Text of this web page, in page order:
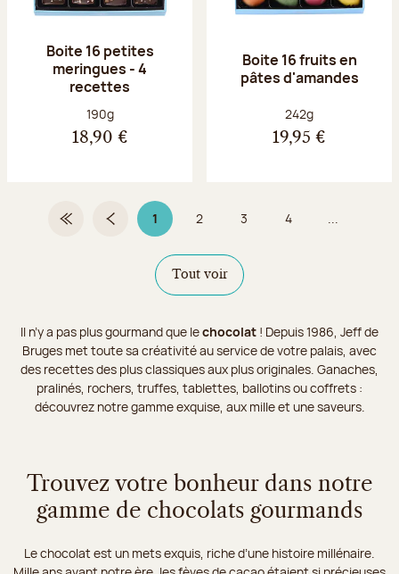
Boite 16 petites
meringues - 4
recettes
Poids net :
190g
18,90 €
Boite 16 fruits en
pâtes d'amandes
Poids net :
242g
19,95 €
Première pagePage précédente
1Page 1 sur 9
Page
2 Page
3 Page
4 ...
Tout voir
Il n’y a pas plus gourmand que lechocolat ! Depuis 1986, Jeff de
Bruges met toute sa créativité au service de votre palais, avec
des recettes des plus classiques aux plus originales. Ganaches,
pralinés, rochers, truffes, tablettes, ballotins ou coffrets :
découvrez notre gamme exquise, aux mille et une saveurs.
Trouvez votre bonheur dans notre
gamme de chocolats gourmands
Le chocolat est un mets exquis, riche d’une histoire millénaire.